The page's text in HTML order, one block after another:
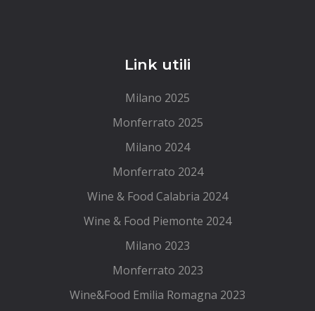
Link utili
Milano 2025
Monferrato 2025
Milano 2024
Monferrato 2024
Wine & Food Calabria 2024
Wine & Food Piemonte 2024
Milano 2023
Monferrato 2023
Wine&Food Emilia Romagna 2023